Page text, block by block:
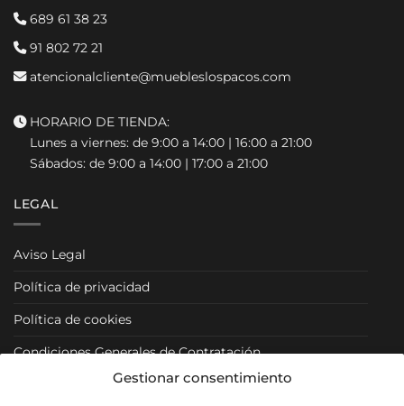
Gestionar consentimiento
689 61 38 23
91 802 72 21
atencionalcliente@muebleslospacos.com
HORARIO DE TIENDA:
Lunes a viernes: de 9:00 a 14:00 | 16:00 a 21:00
Sábados: de 9:00 a 14:00 | 17:00 a 21:00
LEGAL
Aviso Legal
Política de privacidad
Política de cookies
Condiciones Generales de Contratación
Condiciones Particulares